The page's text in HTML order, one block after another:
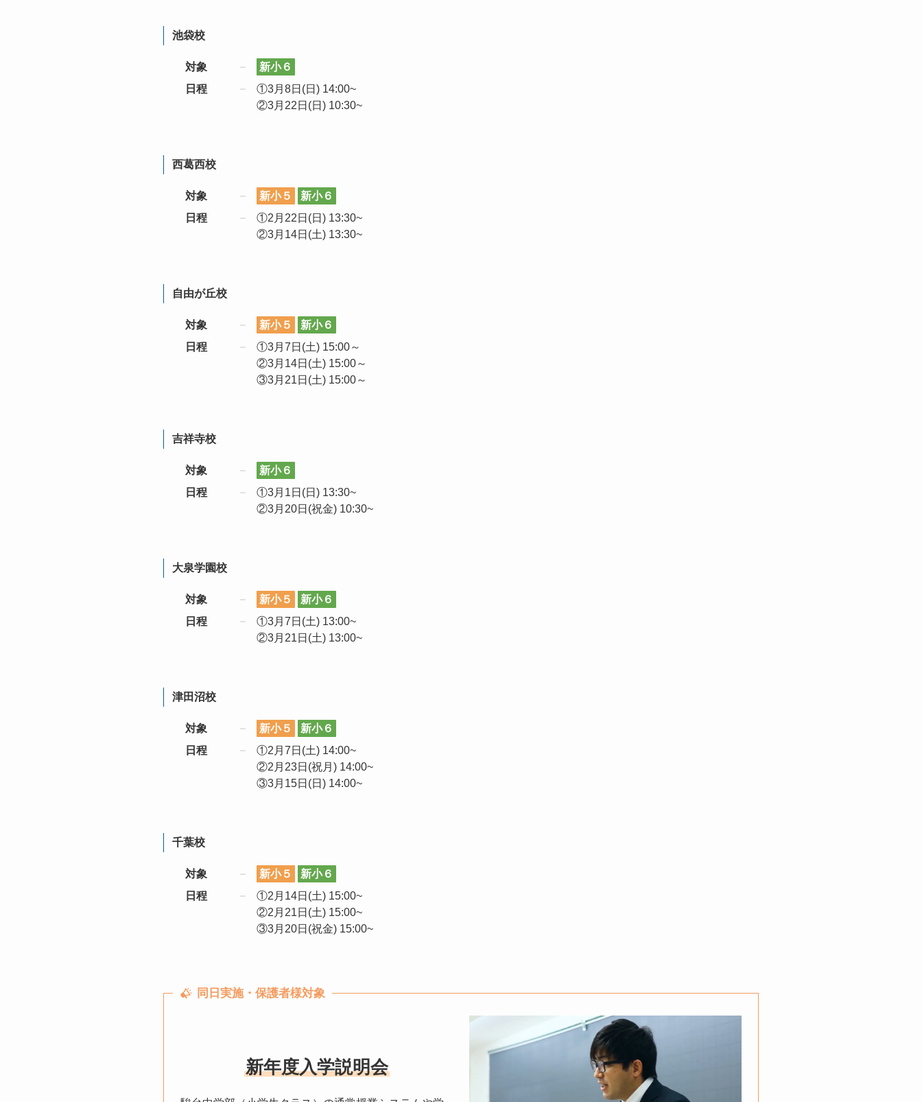
池袋校
対象
新小６
日程
①3月8日(日) 14:00~
②3月22日(日) 10:30~
西葛西校
対象 新小５
新小６
日程
①2月22日(日) 13:30~
②3月14日(土) 13:30~
自由が丘校
対象 新小５
新小６
日程
①3月7日(土) 15:00～
②3月14日(土) 15:00～
③3月21日(土) 15:00～
吉祥寺校
対象
新小６
日程
①3月1日(日) 13:30~
②3月20日(祝金) 10:30~
大泉学園校
対象 新小５
新小６
日程
①3月7日(土) 13:00~
②3月21日(土) 13:00~
津田沼校
対象 新小５
新小６
日程
①2月7日(土) 14:00~
②2月23日(祝月) 14:00~
③3月15日(日) 14:00~
千葉校
対象 新小５
新小６
日程
①2月14日(土) 15:00~
②2月21日(土) 15:00~
③3月20日(祝金) 15:00~
同日実施・保護者様対象
新年度入学説明会